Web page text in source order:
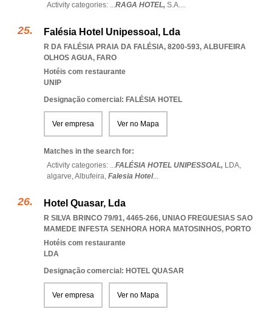
Activity categories: ...RAGA HOTEL, S.A....
Falésia Hotel Unipessoal, Lda
R DA FALÉSIA PRAIA DA FALÉSIA, 8200-593, ALBUFEIRA
OLHOS AGUA, FARO
Hotéis com restaurante
UNIP
Designação comercial: FALÉSIA HOTEL
Ver empresa Ver no Mapa
Matches in the search for:
Activity categories: ...FALÉSIA HOTEL UNIPESSOAL, LDA,
algarve,Albufeira, Falesia Hotel...
Hotel Quasar, Lda
R SILVA BRINCO 79/91, 4465-266, UNIAO FREGUESIAS SAO
MAMEDE INFESTA SENHORA HORA MATOSINHOS, PORTO
Hotéis com restaurante
LDA
Designação comercial: HOTEL QUASAR
Ver empresa Ver no Mapa